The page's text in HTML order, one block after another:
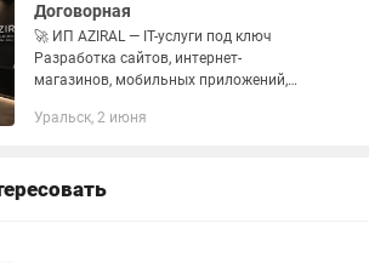
Договорная
🚀 ИП AZIRAL — IT-услуги под ключ
Разработка сайтов, интернет-
магазинов, мобильных приложений,
бизнес-процессов. 💻 Компьютерная
Уральск, 2 июня